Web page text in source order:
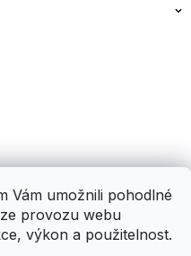
Vám umožnili pohodlné
provozu webu
výkon a použitelnost.